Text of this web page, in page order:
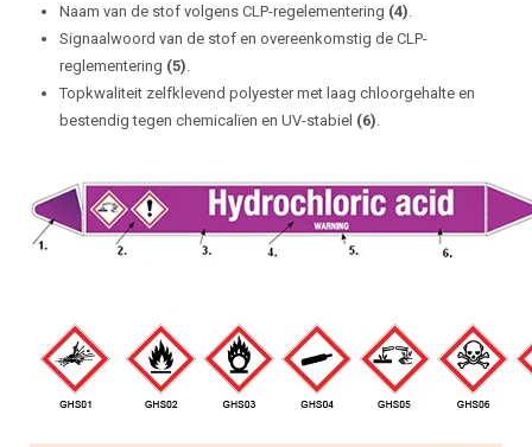
Naam van de stof volgens CLP-regelementering (4).
Signaalwoord van de stof en overeenkomstig de CLP-
reglementering (5).
Topkwaliteit zelfklevend polyester met laag chloorgehalte en
bestendig tegen chemicalïen en UV-stabiel (6).